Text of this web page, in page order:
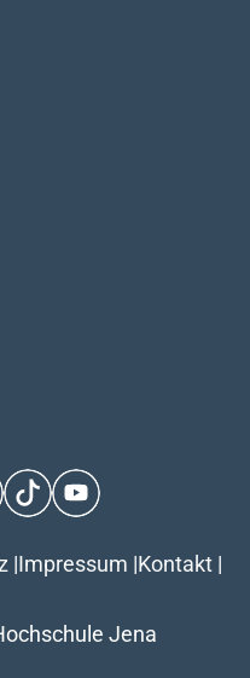
TikTokYouTube
|Impressum |Kontakt |
Jena